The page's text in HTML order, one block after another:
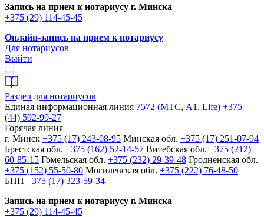
Запись на прием к нотариусу г. Минска
+375 (29) 114-45-45
Онлайн-запись на прием к нотариусу
Для нотариусов
Выйти
Раздел для нотариусов
Единая информационная линия 7572 (МТС, A1, Life) +375
(44) 592-99-27
Горячая линия
г. Минск +375 (17) 243-08-95 Минская обл. +375 (17) 251-07-94
Брестская обл. +375 (162) 52-14-57 Витебская обл. +375 (212)
60-85-15 Гомельская обл. +375 (232) 29-39-48 Гродненская обл.
+375 (152) 55-50-80 Могилевская обл. +375 (222) 76-48-50
БНП +375 (17) 323-59-34
Запись на прием к нотариусу г. Минска
+375 (29) 114-45-45